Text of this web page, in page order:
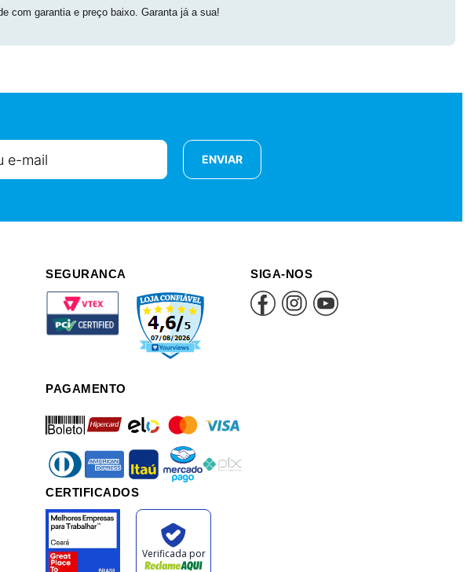
com garantia e preço baixo. Garanta já a sua!
ENVIAR
SEGURANCA
PAGAMENTO
boleto mastercard
diners american itau mercadopago
CERTIFICADOS
SIGA-NOS